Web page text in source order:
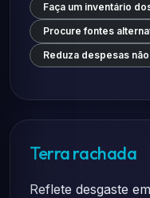
Faça um inventário
Procure fontes
Reduza despesas
Terra rachada
Reflete desgaste